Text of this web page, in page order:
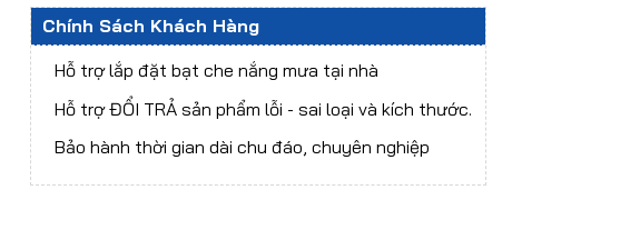
Chính Sách Khách Hàng
Hỗ trợ lắp đặt bạt che nắng mưa tại nhà
Hỗ trợ ĐỔI TRẢ sản phẩm lỗi - sai loại và kích thước.
Bảo hành thời gian dài chu đáo, chuyên nghiệp